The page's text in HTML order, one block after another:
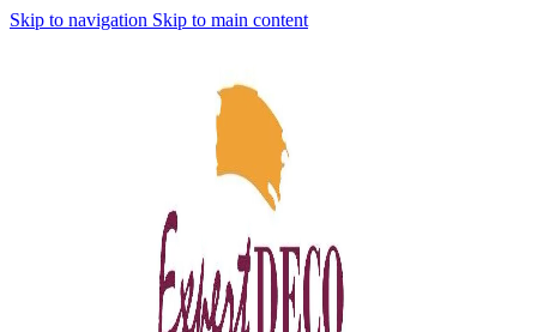
Skip to navigation Skip to main content